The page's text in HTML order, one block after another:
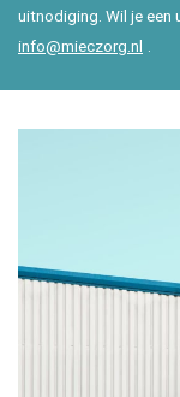
uitnodiging. Wil je een
info@mieczorg.nl .